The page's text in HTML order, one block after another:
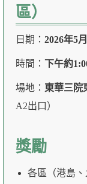
區）
日期： 2026年5
時間： 下午約
場地： 東華三院
A2出口）
獎勵
各區（港島